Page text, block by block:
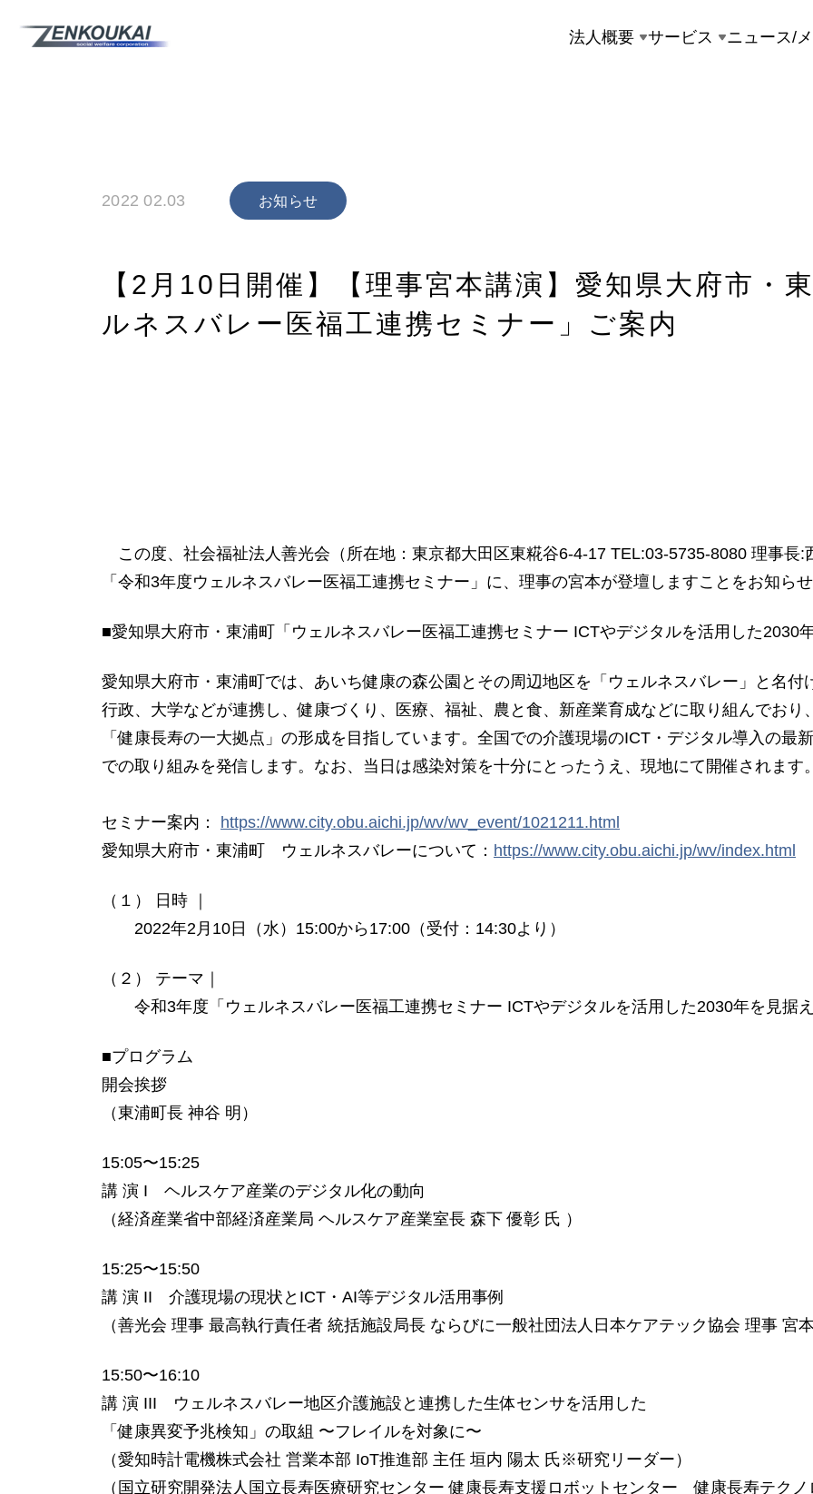
法人概要 サービス ニュース/
2022 02.03 お知らせ
【2月10日開催】【理事宮本講演】愛知県大府市・
ルネスバレー医福工連携セミナー」ご案内
この度、社会福祉法人善光会（所在地：東京都大田区東糀谷6-4-17 TEL:03-5735-8080 理事長:
「令和3年度ウェルネスバレー医福工連携セミナー」に、理事の宮本が登壇しますことをお知らせ
■愛知県大府市・東浦町「ウェルネスバレー医福工連携セミナー ICTやデジタルを活用した2030
愛知県大府市・東浦町では、あいち健康の森公園とその周辺地区を「ウェルネスバレー」と名付
行政、大学などが連携し、健康づくり、医療、福祉、農と食、新産業育成などに取り組んでお
「健康長寿の一大拠点」の形成を目指しています。全国での介護現場のICT・デジタル導入の最
での取り組みを発信します。なお、当日は感染対策を十分にとったうえ、現地にて開催されます。
セミナー案内： https://www.city.obu.aichi.jp/wv/wv_event/1021211.html
愛知県大府市・東浦町 ウェルネスバレーについて： https://www.city.obu.aichi.jp/wv/index.html
（１） 日時 ｜
2022年2月10日（水）15:00から17:00（受付：14:30より）
（２） テーマ｜
令和3年度「ウェルネスバレー医福工連携セミナー ICTやデジタルを活用した2030年を見据え
■プログラム
開会挨拶
（東浦町⻑ 神谷 明）
15:05〜15:25
講 演 I ヘルスケア産業のデジタル化の動向
（経済産業省中部経済産業局 ヘルスケア産業室⻑ 森下 優彰 氏 ）
15:25〜15:50
講 演 II 介護現場の現状とICT・AI等デジタル活用事例
（善光会 理事 最高執行責任者 統括施設局⻑ ならびに一般社団法人日本ケアテック協会 理事 宮本
15:50〜16:10
講 演 III ウェルネスバレー地区介護施設と連携した生体センサを活用した
「健康異変予兆検知」の取組 〜フレイルを対象に〜
（愛知時計電機株式会社 営業本部 IoT推進部 主任 垣内 陽太 氏※研究リーダー）
（国立研究開発法人国立⻑寿医療研究センター 健康⻑寿支援ロボットセンター 健康⻑寿テクノ